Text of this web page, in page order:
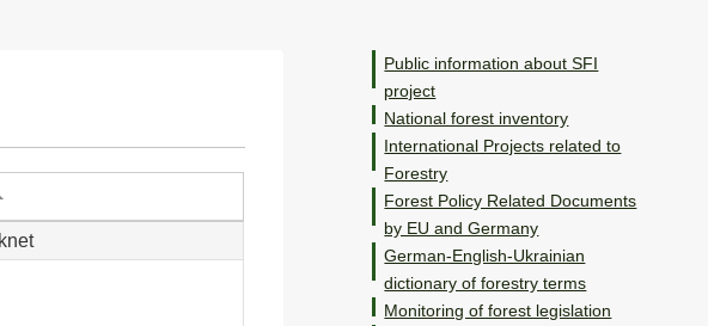
Public information about SFI
project
National forest inventory
International Projects related to
Forestry
Forest Policy Related Documents
by EU and Germany
German-English-Ukrainian
dictionary of forestry terms
Monitoring of forest legislation